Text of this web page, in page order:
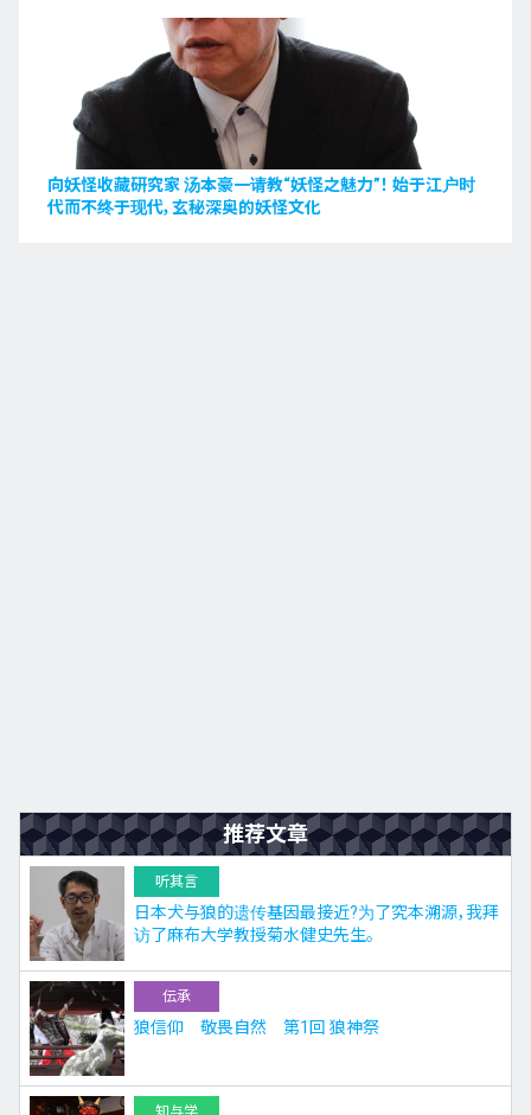
向妖怪收藏研究家 汤本豪一请教“妖怪之魅力”！ 始于江户时
代而不终于现代，玄秘深奥的妖怪文化
推荐文章
听其言
日本犬与狼的遗传基因最接近?为了究本溯源，我拜
访了麻布大学教授菊水健史先生。
伝承
狼信仰 敬畏自然 第1回 狼神祭